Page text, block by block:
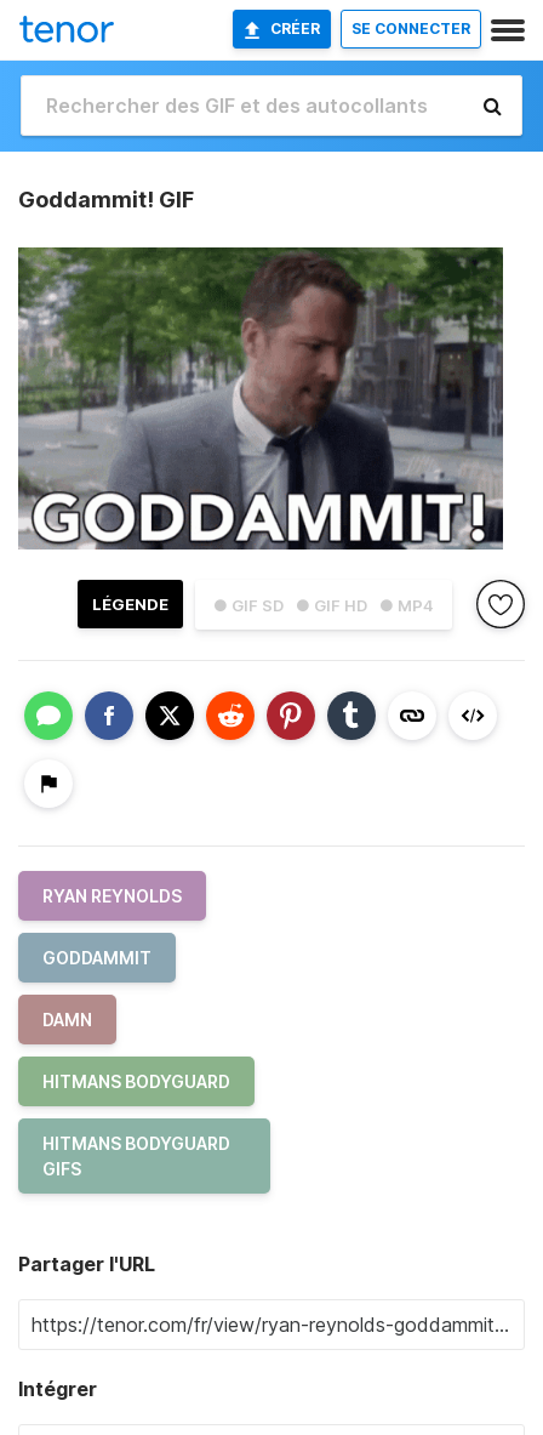
CRÉER SE CONNECTER
Goddammit! GIF
● GIF SD ● GIF HD ● MP4
LÉGENDE
RYAN REYNOLDS
GODDAMMIT
DAMN
HITMANS BODYGUARD
HITMANS BODYGUARD
GIFS
Partager l'URL
Intégrer